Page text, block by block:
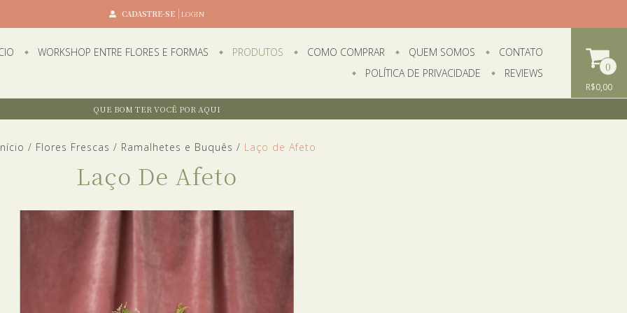
CADASTRE-SE LOGIN
WORKSHOP ENTRE FLORES E FORMAS PRODUTOS COMO COMPRAR QUEM SOMOS
CONTATO
POLÍTICA DE PRIVACIDADE
REVIEWS 0
R$0,00
QUE BOM TER VOCÊ POR AQUI
/ Flores Frescas / Ramalhetes e Buquês / Laço de Afeto
Laço De Afeto